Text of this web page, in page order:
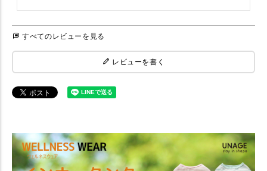
すべてのレビューを見る
レビューを書く